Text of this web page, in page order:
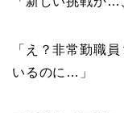
「え？非常勤職
いるのに…」